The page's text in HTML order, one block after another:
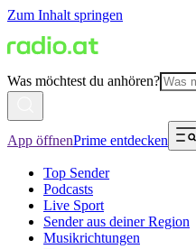
Zum Inhalt springen
Was möchtest du anhören?
App öffnenPrime entdecken
Top Sender
Podcasts
Live Sport
Sender aus deiner Region
Musikrichtungen